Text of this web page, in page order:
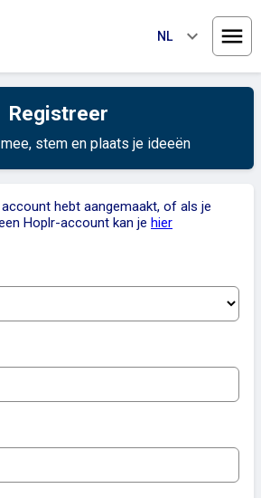
NL keyboard_arrow_down
Registreer
stem en plaats je ideeën
hebt aangemaakt, of als je
Hoplr-account kan je hier